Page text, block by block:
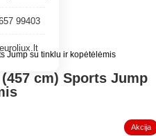
99403
Jump su tinklu ir kopėtėlėmis
cm) Sports Jump
Akcija